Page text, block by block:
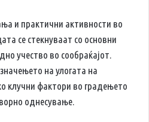
и практични активности во
се стекнуваат со основни
учество во сообраќајот.
на улогата на
клучни фактори во градењето
однесување.